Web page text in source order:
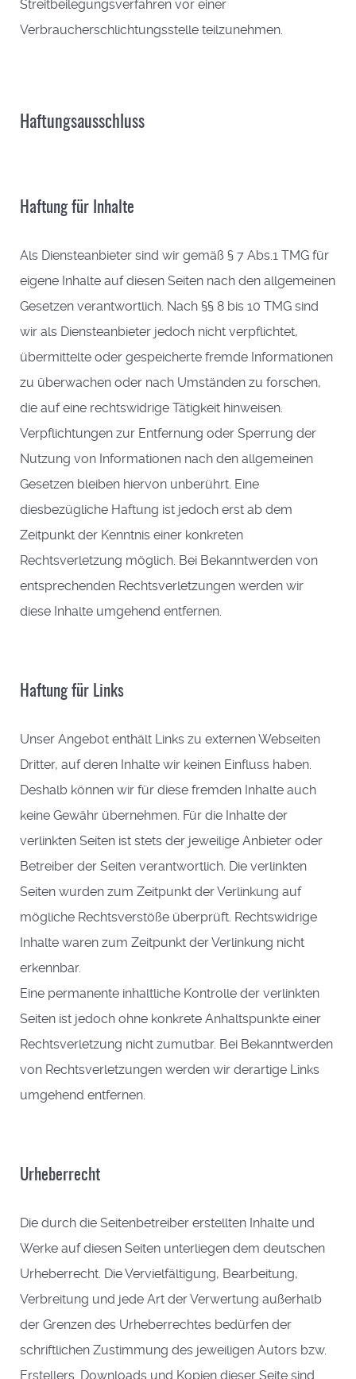
Streitbeilegungsverfahren vor einer
Verbraucherschlichtungsstelle teilzunehmen.
Haftungsausschluss
Haftung für Inhalte
Als Diensteanbieter sind wir gemäß § 7 Abs.1 TMG für
eigene Inhalte auf diesen Seiten nach den allgemeinen
Gesetzen verantwortlich. Nach §§ 8 bis 10 TMG sind
wir als Diensteanbieter jedoch nicht verpflichtet,
übermittelte oder gespeicherte fremde Informationen
zu überwachen oder nach Umständen zu forschen,
die auf eine rechtswidrige Tätigkeit hinweisen.
Verpflichtungen zur Entfernung oder Sperrung der
Nutzung von Informationen nach den allgemeinen
Gesetzen bleiben hiervon unberührt. Eine
diesbezügliche Haftung ist jedoch erst ab dem
Zeitpunkt der Kenntnis einer konkreten
Rechtsverletzung möglich. Bei Bekanntwerden von
entsprechenden Rechtsverletzungen werden wir
diese Inhalte umgehend entfernen.
Haftung für Links
Unser Angebot enthält Links zu externen Webseiten
Dritter, auf deren Inhalte wir keinen Einfluss haben.
Deshalb können wir für diese fremden Inhalte auch
keine Gewähr übernehmen. Für die Inhalte der
verlinkten Seiten ist stets der jeweilige Anbieter oder
Betreiber der Seiten verantwortlich. Die verlinkten
Seiten wurden zum Zeitpunkt der Verlinkung auf
mögliche Rechtsverstöße überprüft. Rechtswidrige
Inhalte waren zum Zeitpunkt der Verlinkung nicht
erkennbar.
Eine permanente inhaltliche Kontrolle der verlinkten
Seiten ist jedoch ohne konkrete Anhaltspunkte einer
Rechtsverletzung nicht zumutbar. Bei Bekanntwerden
von Rechtsverletzungen werden wir derartige Links
umgehend entfernen.
Urheberrecht
Die durch die Seitenbetreiber erstellten Inhalte und
Werke auf diesen Seiten unterliegen dem deutschen
Urheberrecht. Die Vervielfältigung, Bearbeitung,
Verbreitung und jede Art der Verwertung außerhalb
der Grenzen des Urheberrechtes bedürfen der
schriftlichen Zustimmung des jeweiligen Autors bzw.
Erstellers. Downloads und Kopien dieser Seite sind